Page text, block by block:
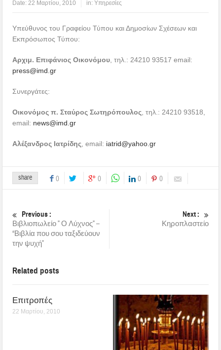
Date: 22 Μαρτίου, 2010 in:Υπηρεσίες
Υπεύθυνος του Γραφείου Τύπου και Δημοσίων Σχέσεων και
Εκπρόσωπος Τύπου:
Αρχιμ. Επιφάνιος Οικονόμου , τηλ.: 24210 93517 email:
press@imd.gr
Συνεργάτες:
Οικονόμος π. Σταύρος Σωτηρόπουλος , τηλ.: 24210 93518,
email: news@imd.gr
Αλέξανδρος Ιατρίδης , email: iatrid@yahoo.gr
share 0 0 0 0
Previous :
Βιβλιοπωλείο ” Ο Λύχνος” –
“Βιβλία που σου ταξιδεύουν
την ψυχή”
Next :
Κηροπλαστείο
Related posts
Επιτροπές
22 Μαρτίου, 2010